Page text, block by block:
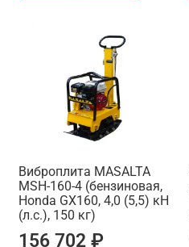
Виброплита MASALTA
MSH-160-4 (бензиновая,
Honda GX160, 4,0 (5,5) кН
(л.с.), 150 кг)
156 702 ₽